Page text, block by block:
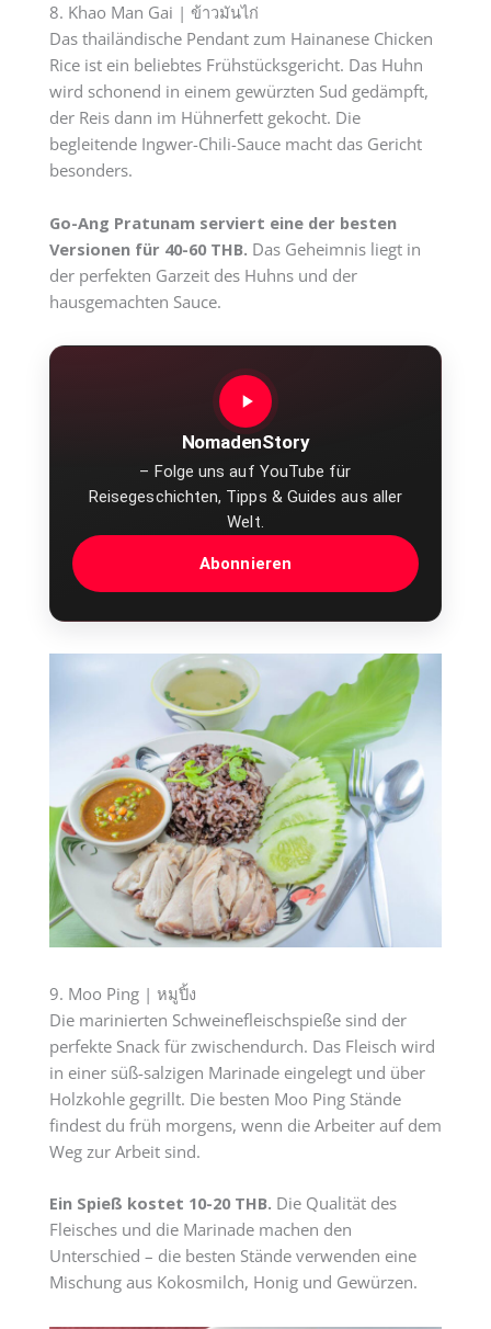
8. Khao Man Gai | ข้าวมันไก่
Das thailändische Pendant zum Hainanese Chicken
Rice ist ein beliebtes Frühstücksgericht. Das Huhn
wird schonend in einem gewürzten Sud gedämpft,
der Reis dann im Hühnerfett gekocht. Die
begleitende Ingwer-Chili-Sauce macht das Gericht
besonders.
Go-Ang Pratunam serviert eine der besten
Versionen für 40-60 THB. Das Geheimnis liegt in
der perfekten Garzeit des Huhns und der
hausgemachten Sauce.
NomadenStory
– Folge uns auf YouTube für
Reisegeschichten, Tipps & Guides aus aller
Welt.
Abonnieren
9. Moo Ping | หมูปิ้ง
Die marinierten Schweinefleischspieße sind der
perfekte Snack für zwischendurch. Das Fleisch wird
in einer süß-salzigen Marinade eingelegt und über
Holzkohle gegrillt. Die besten Moo Ping Stände
findest du früh morgens, wenn die Arbeiter auf dem
Weg zur Arbeit sind.
Ein Spieß kostet 10-20 THB. Die Qualität des
Fleisches und die Marinade machen den
Unterschied – die besten Stände verwenden eine
Mischung aus Kokosmilch, Honig und Gewürzen.